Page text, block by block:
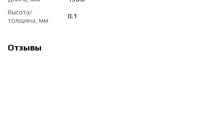
Высота/
толщина, мм
0.1
Отзывы